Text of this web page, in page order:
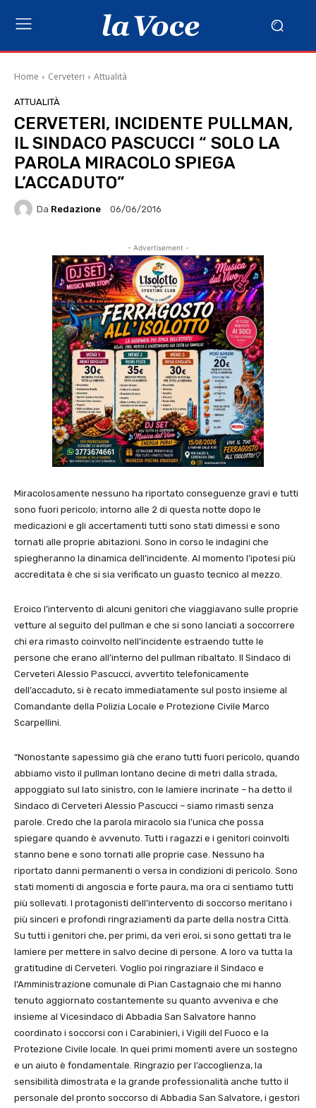
Home Cerveteri Attualità
ATTUALITÀ
CERVETERI, INCIDENTE PULLMAN,
IL SINDACO PASCUCCI “ SOLO LA
PAROLA MIRACOLO SPIEGA
L’ACCADUTO”
Da Redazione 06/06/2016
- Advertisement -
Miracolosamente nessuno ha riportato conseguenze gravi e tutti
sono fuori pericolo; intorno alle 2 di questa notte dopo le
medicazioni e gli accertamenti tutti sono stati dimessi e sono
tornati alle proprie abitazioni. Sono in corso le indagini che
spiegheranno la dinamica dell’incidente. Al momento l’ipotesi più
accreditata è che si sia verificato un guasto tecnico al mezzo.
Eroico l’intervento di alcuni genitori che viaggiavano sulle proprie
vetture al seguito del pullman e che si sono lanciati a soccorrere
chi era rimasto coinvolto nell’incidente estraendo tutte le
persone che erano all’interno del pullman ribaltato. Il Sindaco di
Cerveteri Alessio Pascucci, avvertito telefonicamente
dell’accaduto, si è recato immediatamente sul posto insieme al
Comandante della Polizia Locale e Protezione Civile Marco
Scarpellini.
“Nonostante sapessimo già che erano tutti fuori pericolo, quando
abbiamo visto il pullman lontano decine di metri dalla strada,
appoggiato sul lato sinistro, con le lamiere incrinate – ha detto il
Sindaco di Cerveteri Alessio Pascucci – siamo rimasti senza
parole. Credo che la parola miracolo sia l’unica che possa
spiegare quando è avvenuto. Tutti i ragazzi e i genitori coinvolti
stanno bene e sono tornati alle proprie case. Nessuno ha
riportato danni permanenti o versa in condizioni di pericolo. Sono
stati momenti di angoscia e forte paura, ma ora ci sentiamo tutti
più sollevati. I protagonisti dell’intervento di soccorso meritano i
più sinceri e profondi ringraziamenti da parte della nostra Città.
Su tutti i genitori che, per primi, da veri eroi, si sono gettati tra le
lamiere per mettere in salvo decine di persone. A loro va tutta la
gratitudine di Cerveteri. Voglio poi ringraziare il Sindaco e
l’Amministrazione comunale di Pian Castagnaio che mi hanno
tenuto aggiornato costantemente su quanto avveniva e che
insieme al Vicesindaco di Abbadia San Salvatore hanno
coordinato i soccorsi con i Carabinieri, i Vigili del Fuoco e la
Protezione Civile locale. In quei primi momenti avere un sostegno
e un aiuto è fondamentale. Ringrazio per l’accoglienza, la
sensibilità dimostrata e la grande professionalità anche tutto il
personale del pronto soccorso di Abbadia San Salvatore, i gestori